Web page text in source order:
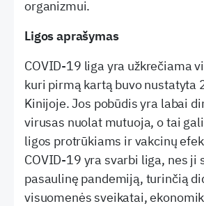
organizmui.
Ligos aprašymas
COVID-19 liga yra užkrečiama
kuri pirmą kartą buvo nustatyta
Kinijoje. Jos pobūdis yra labai
virusas nuolat mutuoja, o tai
ligos protrūkiams ir vakcinų
COVID-19 yra svarbi liga, nes ji
pasaulinę pandemiją, turinčią
visuomenės sveikatai,